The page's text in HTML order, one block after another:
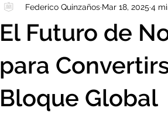
El Futuro de
para
Bloque Global
Federico Quinzaños Mar 18, 2025 4